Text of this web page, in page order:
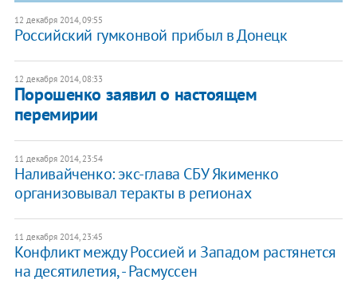
12 декабря 2014, 09:55
Российский гумконвой прибыл в Донецк
12 декабря 2014, 08:33
Порошенко заявил о настоящем
перемирии
11 декабря 2014, 23:54
Наливайченко: экс-глава СБУ Якименко
организовывал теракты в регионах
11 декабря 2014, 23:45
Конфликт между Россией и Западом растянется
на десятилетия, - Расмуссен